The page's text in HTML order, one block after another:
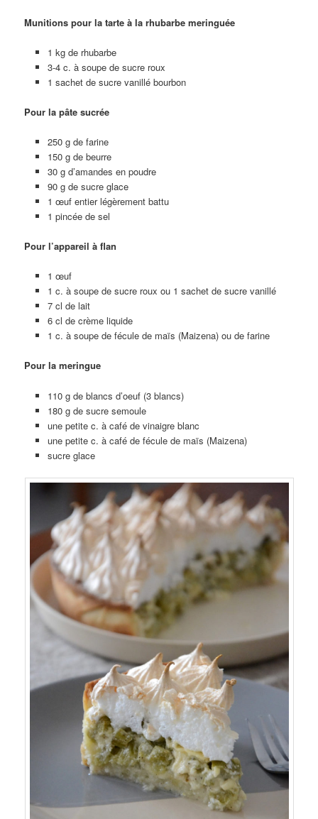
Munitions pour la tarte à la rhubarbe meringuée
1 kg de rhubarbe
3-4 c. à soupe de sucre roux
1 sachet de sucre vanillé bourbon
Pour la pâte sucrée
250 g de farine
150 g de beurre
30 g d’amandes en poudre
90 g de sucre glace
1 œuf entier légèrement battu
1 pincée de sel
Pour l’appareil à flan
1 œuf
1 c. à soupe de sucre roux ou 1 sachet de sucre vanillé
7 cl de lait
6 cl de crème liquide
1 c. à soupe de fécule de maïs (Maizena) ou de farine
Pour la meringue
110 g de blancs d’oeuf (3 blancs)
180 g de sucre semoule
une petite c. à café de vinaigre blanc
une petite c. à café de fécule de maïs (Maizena)
sucre glace